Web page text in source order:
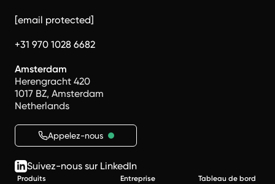
[email protected]
+31 970 1028 6682
Amsterdam
Herengracht 420
1017 BZ, Amsterdam
Netherlands
Appelez-nous
Suivez-nous sur LinkedIn
Produits
Entreprise
Tableau de bord